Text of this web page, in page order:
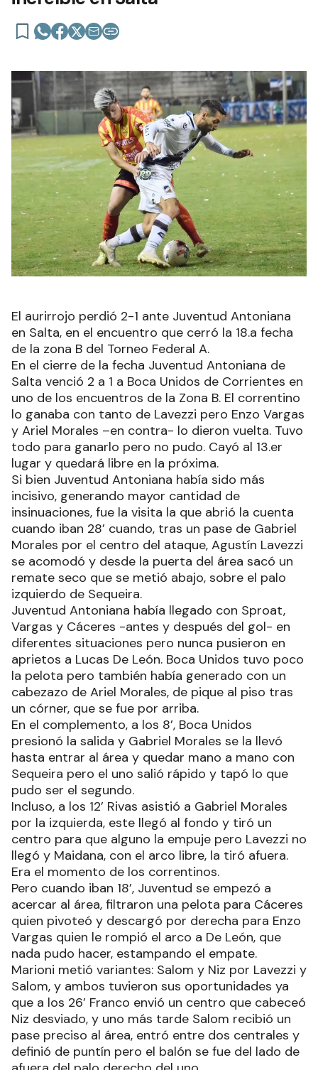
El aurirrojo perdió 2-1 ante Juventud Antoniana
en Salta, en el encuentro que cerró la 18.a fecha
de la zona B del Torneo Federal A.
En el cierre de la fecha Juventud Antoniana de
Salta venció 2 a 1 a Boca Unidos de Corrientes en
uno de los encuentros de la Zona B. El correntino
lo ganaba con tanto de Lavezzi pero Enzo Vargas
y Ariel Morales –en contra- lo dieron vuelta. Tuvo
todo para ganarlo pero no pudo. Cayó al 13.er
lugar y quedará libre en la próxima.
Si bien Juventud Antoniana había sido más
incisivo, generando mayor cantidad de
insinuaciones, fue la visita la que abrió la cuenta
cuando iban 28’ cuando, tras un pase de Gabriel
Morales por el centro del ataque, Agustín Lavezzi
se acomodó y desde la puerta del área sacó un
remate seco que se metió abajo, sobre el palo
izquierdo de Sequeira.
Juventud Antoniana había llegado con Sproat,
Vargas y Cáceres -antes y después del gol- en
diferentes situaciones pero nunca pusieron en
aprietos a Lucas De León. Boca Unidos tuvo poco
la pelota pero también había generado con un
cabezazo de Ariel Morales, de pique al piso tras
un córner, que se fue por arriba.
En el complemento, a los 8’, Boca Unidos
presionó la salida y Gabriel Morales se la llevó
hasta entrar al área y quedar mano a mano con
Sequeira pero el uno salió rápido y tapó lo que
pudo ser el segundo.
Incluso, a los 12’ Rivas asistió a Gabriel Morales
por la izquierda, este llegó al fondo y tiró un
centro para que alguno la empuje pero Lavezzi no
llegó y Maidana, con el arco libre, la tiró afuera.
Era el momento de los correntinos.
Pero cuando iban 18’, Juventud se empezó a
acercar al área, filtraron una pelota para Cáceres
quien pivoteó y descargó por derecha para Enzo
Vargas quien le rompió el arco a De León, que
nada pudo hacer, estampando el empate.
Marioni metió variantes: Salom y Niz por Lavezzi y
Salom, y ambos tuvieron sus oportunidades ya
que a los 26’ Franco envió un centro que cabeceó
Niz desviado, y uno más tarde Salom recibió un
pase preciso al área, entró entre dos centrales y
definió de puntín pero el balón se fue del lado de